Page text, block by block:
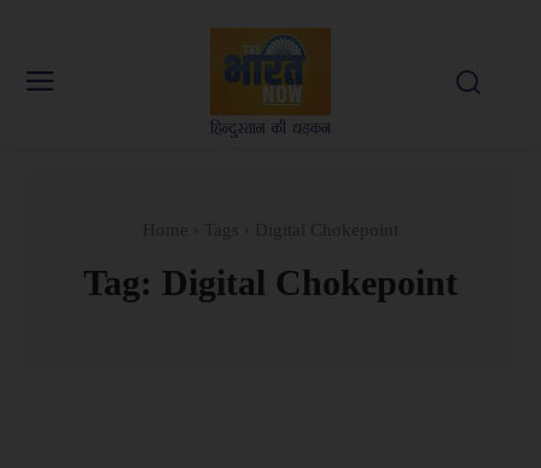
Tag: Digital Chokepoint